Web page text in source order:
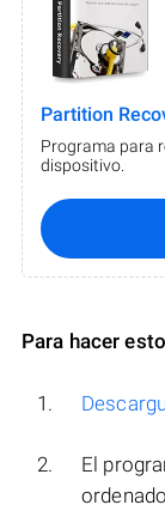
Partition
Programa para
dispositivo.
Para hacer
El